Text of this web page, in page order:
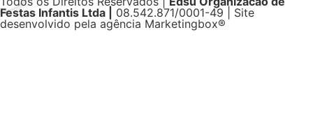
Festas Infantis Ltda |
08.542.871/0001-49 | Site
desenvolvido pela agência Marketingbox®